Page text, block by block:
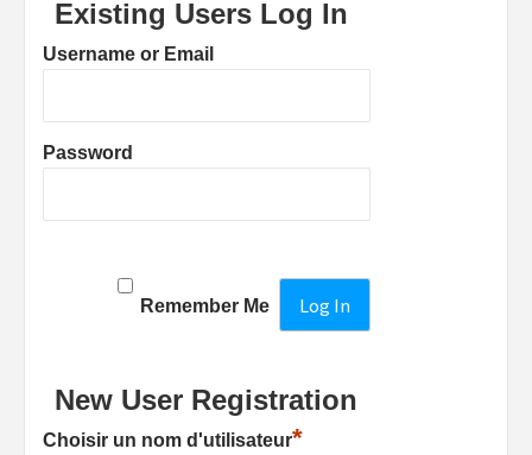
Existing Users Log In
Username or Email
Password
Remember Me
New User Registration
Choisir un nom d'utilisateur*